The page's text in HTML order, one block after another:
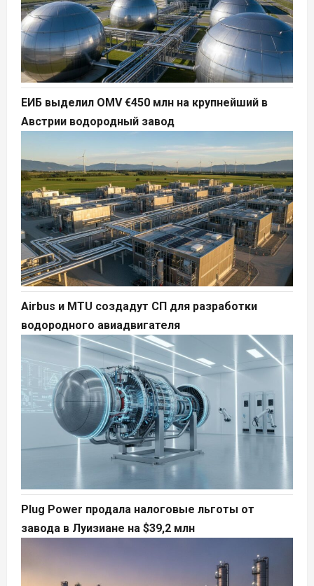
ЕИБ выделил OMV €450 млн на крупнейший в
Австрии водородный завод
Airbus и MTU создадут СП для разработки
водородного авиадвигателя
Plug Power продала налоговые льготы от
завода в Луизиане на $39,2 млн